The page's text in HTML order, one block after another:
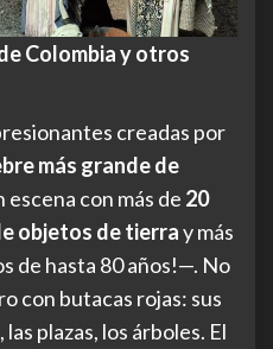
Colombia y otros
creadas por
más grande de
escena con más de 20
objetos de tierray más
de hasta 80 años!—. No
con butacas rojas: sus
plazas, los árboles. El